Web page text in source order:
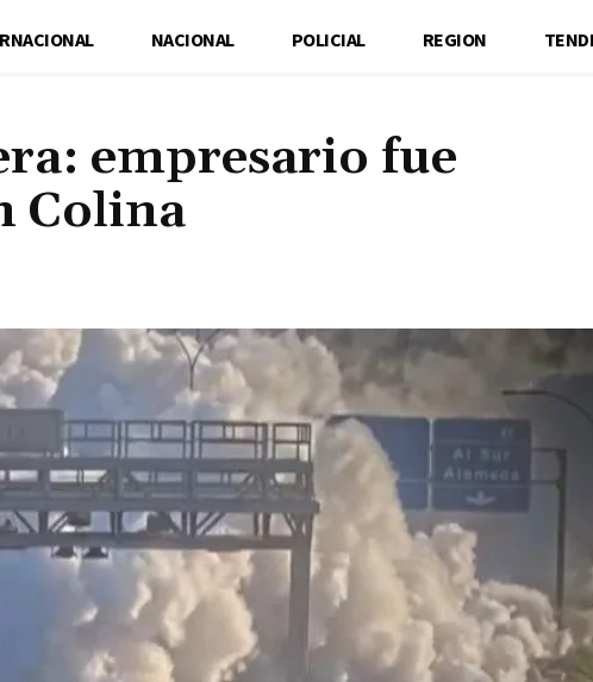
NACIONAL POLICIAL REGION
empresario fue
Colina